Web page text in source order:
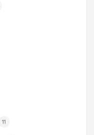
11